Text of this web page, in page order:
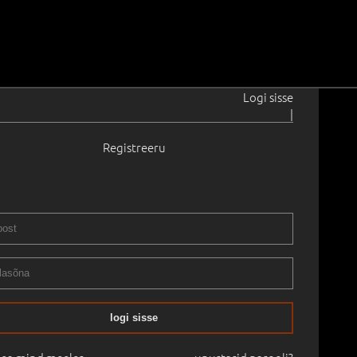
Logi sisse
|
Registreeru
logi sisse
1970 - 1980
uks).105.5 × 56.5 cmRaamitud
XXXI OKSJON. 2012 kevad20.04.2012
2 400
€